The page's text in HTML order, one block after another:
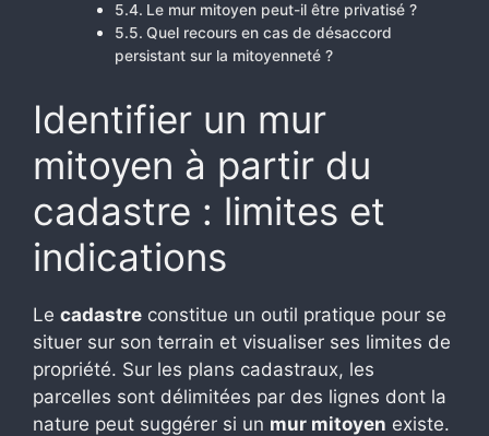
Le mur mitoyen peut-il être privatisé ?
Quel recours en cas de désaccord
persistant sur la mitoyenneté ?
Identifier un mur
mitoyen à partir du
cadastre : limites et
indications
Le cadastre constitue un outil pratique pour se
situer sur son terrain et visualiser ses limites de
propriété. Sur les plans cadastraux, les
parcelles sont délimitées par des lignes dont la
nature peut suggérer si un mur mitoyen existe.